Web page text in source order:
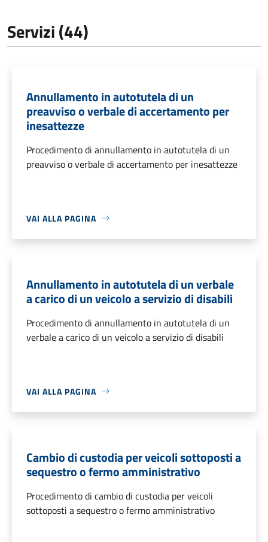
Servizi (44)
Annullamento in autotutela di un
preavviso o verbale di accertamento per
inesattezze
Procedimento di annullamento in autotutela di un
preavviso o verbale di accertamento per inesattezze
VAI ALLA PAGINA
Annullamento in autotutela di un verbale
a carico di un veicolo a servizio di disabili
Procedimento di annullamento in autotutela di un
verbale a carico di un veicolo a servizio di disabili
VAI ALLA PAGINA
Cambio di custodia per veicoli sottoposti a
sequestro o fermo amministrativo
Procedimento di cambio di custodia per veicoli
sottoposti a sequestro o fermo amministrativo